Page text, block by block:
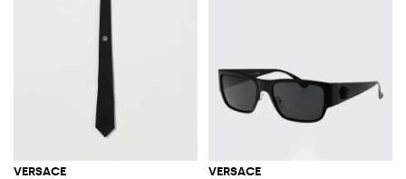
VERSACE VERSACE